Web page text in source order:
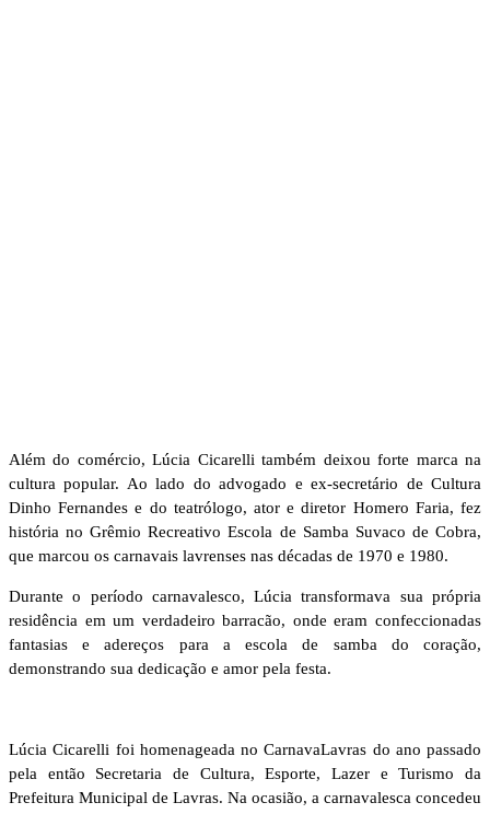
Além do comércio, Lúcia Cicarelli também deixou forte marca na
cultura popular. Ao lado do advogado e ex-secretário de Cultura
Dinho Fernandes e do teatrólogo, ator e diretor Homero Faria, fez
história no Grêmio Recreativo Escola de Samba Suvaco de Cobra,
que marcou os carnavais lavrenses nas décadas de 1970 e 1980.
Durante o período carnavalesco, Lúcia transformava sua própria
residência em um verdadeiro barracão, onde eram confeccionadas
fantasias e adereços para a escola de samba do coração,
demonstrando sua dedicação e amor pela festa.
Lúcia Cicarelli foi homenageada no CarnavaLavras do ano passado
pela então Secretaria de Cultura, Esporte, Lazer e Turismo da
Prefeitura Municipal de Lavras. Na ocasião, a carnavalesca concedeu